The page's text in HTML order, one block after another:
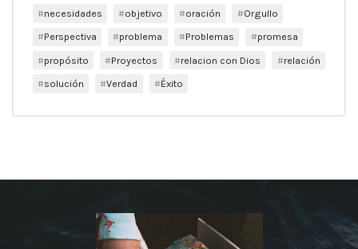
necesidades
objetivo oración
Orgullo
Perspectiva
problema Problemas
promesa
propósito
Proyectos relacion con Dios
relación
solución
Verdad Éxito